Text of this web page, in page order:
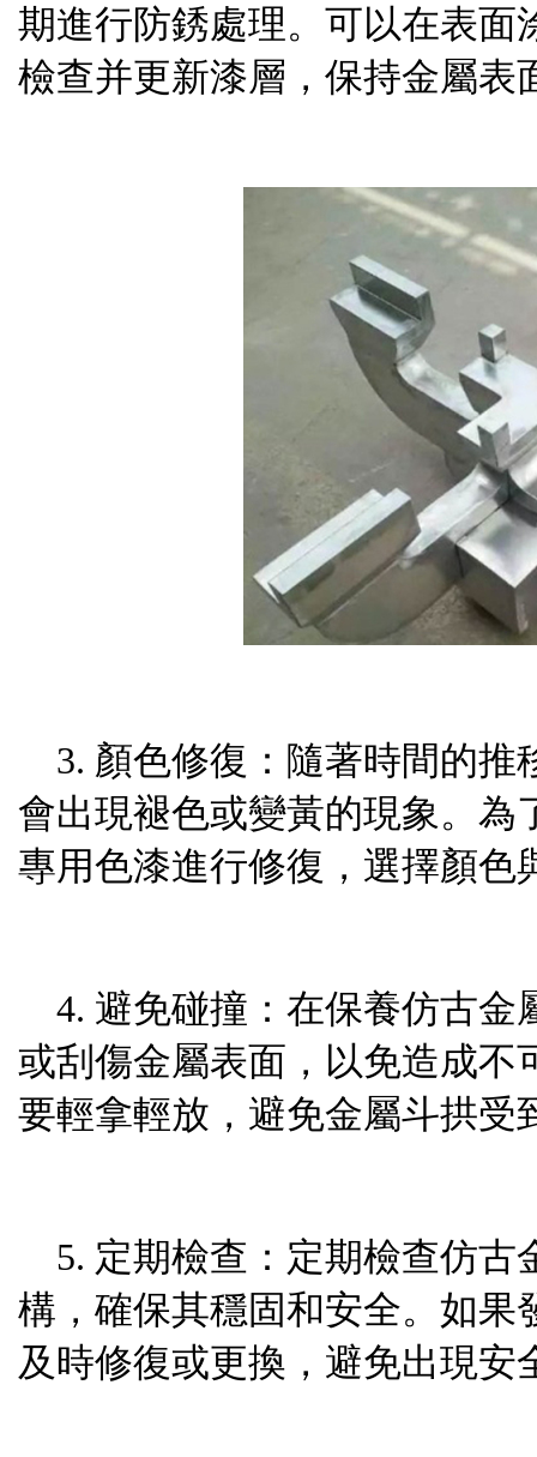
期進行防銹處理。可以在表面
檢查并更新漆層，保持金屬表
3. 顏色修復：隨著時間的
會出現褪色或變黃的現象。為
專用色漆進行修復，選擇顏色
4. 避免碰撞：在保養仿古
或刮傷金屬表面，以免造成不
要輕拿輕放，避免金屬斗拱受
5. 定期檢查：定期檢查仿
構，確保其穩固和安全。如果
及時修復或更換，避免出現安